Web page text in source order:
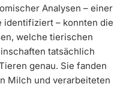
Analysen – einer
identifiziert – konnten die
welche tierischen
tatsächlich
genau. Sie fanden
Milch und verarbeiteten